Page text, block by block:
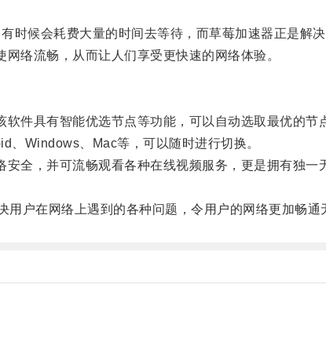
候会耗费大量的时间去等待，而草莓加速器正是解决
络流畅，从而让人们享受更快速的网络体验。
具有智能优选节点等功能，可以自动选取最优的节
Windows、Mac等，可以随时进行切换。
，并可流畅观看各种在线视频服务，更是拥有独一
在网络上遇到的各种问题，令用户的网络更加畅通